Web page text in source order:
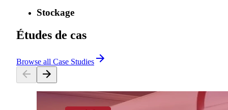
Stockage
Études de cas
Browse all Case Studies